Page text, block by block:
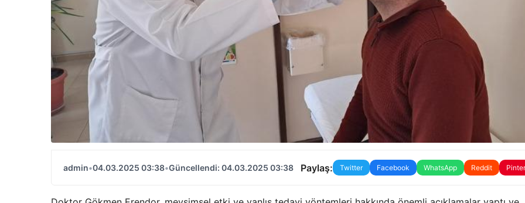
admin•04.03.2025 03:38•Güncellendi: 04.03.2025 03:38 Paylaş: Twitter Facebook WhatsApp Reddit